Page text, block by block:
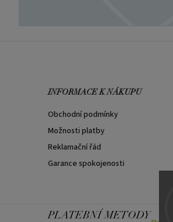
INFORMACE K NÁKUPU
Obchodní podmínky
Možnosti platby
Reklamační řád
Garance spokojenosti
PLATEBNÍ METODY